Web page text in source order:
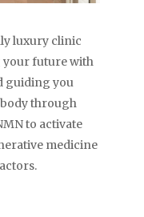
luxury clinic
your future with
guiding you
through
to activate
medicine